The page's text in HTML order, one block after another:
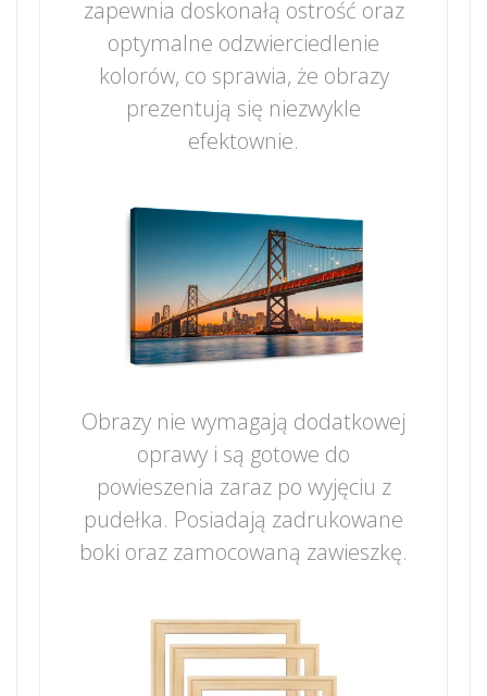
zapewnia doskonałą ostrość oraz
optymalne odzwierciedlenie
kolorów, co sprawia, że obrazy
prezentują się niezwykle
efektownie.
Obrazy nie wymagają dodatkowej
oprawy i są gotowe do
powieszenia zaraz po wyjęciu z
pudełka. Posiadają zadrukowane
boki oraz zamocowaną zawieszkę.